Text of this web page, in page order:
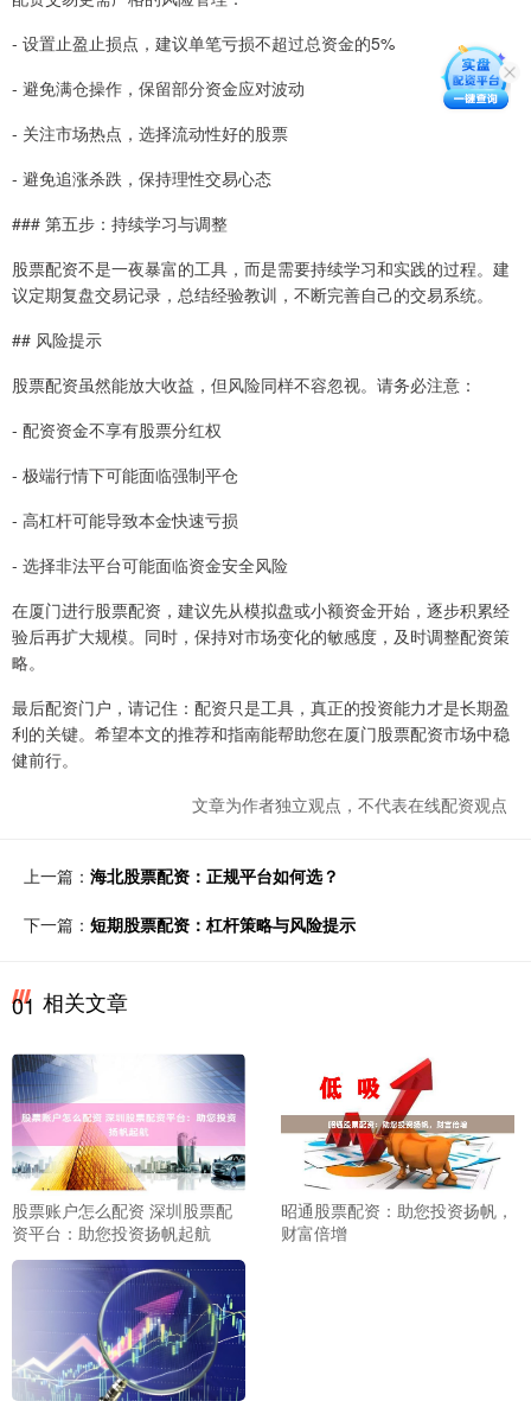
- 设置止盈止损点，建议单笔亏损不超过总资金的5%
- 避免满仓操作，保留部分资金应对波动
- 关注市场热点，选择流动性好的股票
- 避免追涨杀跌，保持理性交易心态
### 第五步：持续学习与调整
股票配资不是一夜暴富的工具，而是需要持续学习和实践的过程。建
议定期复盘交易记录，总结经验教训，不断完善自己的交易系统。
## 风险提示
股票配资虽然能放大收益，但风险同样不容忽视。请务必注意：
- 配资资金不享有股票分红权
- 极端行情下可能面临强制平仓
- 高杠杆可能导致本金快速亏损
- 选择非法平台可能面临资金安全风险
在厦门进行股票配资，建议先从模拟盘或小额资金开始，逐步积累经
验后再扩大规模。同时，保持对市场变化的敏感度，及时调整配资策
略。
最后配资门户，请记住：配资只是工具，真正的投资能力才是长期盈
利的关键。希望本文的推荐和指南能帮助您在厦门股票配资市场中稳
健前行。
文章为作者独立观点，不代表在线配资观点
上一篇： 海北股票配资：正规平台如何选？
下一篇： 短期股票配资：杠杆策略与风险提示
01 相关文章
股票账户怎么配资 深圳股票配
资平台：助您投资扬帆起航
昭通股票配资：助您投资扬帆，
财富倍增